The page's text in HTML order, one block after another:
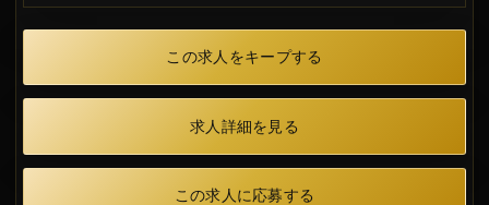
この求人をキープする
求人詳細を見る
この求人に応募する